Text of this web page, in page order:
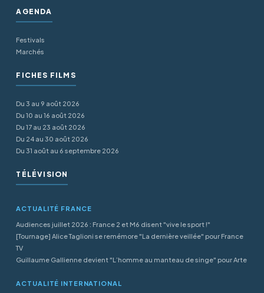
AGENDA
Festivals
Marchés
FICHES FILMS
Du 3 au 9 août 2026
Du 10 au 16 août 2026
Du 17 au 23 août 2026
Du 24 au 30 août 2026
Du 31 août au 6 septembre 2026
TÉLÉVISION
ACTUALITÉ FRANCE
Audiences juillet 2026 : France 2 et M6 disent "vive le sport !"
[Tournage] Alice Taglioni se remémore "La dernière veillée" pour France
TV
Guillaume Gallienne devient "L’homme au manteau de singe" pour Arte
ACTUALITÉ INTERNATIONAL